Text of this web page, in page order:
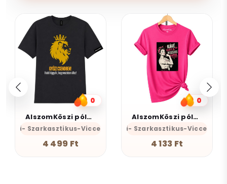
0
AlszomKöszi póló -Győzz csendben
Szarkasztikus-Vicces-Önazonos
4 499 Ft
0
AlszomKöszi póló - Fesztivál - Kávé előtt is veszélyes vagyok
AlszomKöszi- Szarkasztikus-Vicces-
4 133 Ft